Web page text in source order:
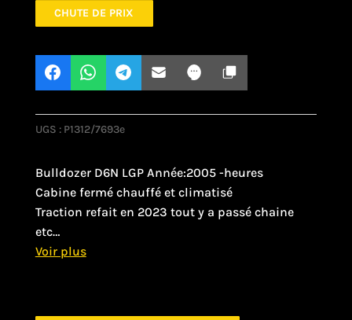
CHUTE DE PRIX
UGS : P1312/7693e
Bulldozer D6N LGP Année:2005 -heures
Cabine fermé chauffé et climatisé
Traction refait en 2023 tout y a passé chaine
etc…